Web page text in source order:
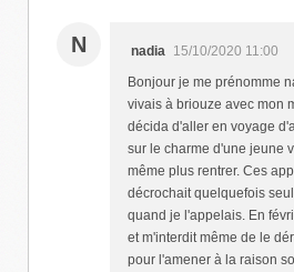
N nadia
15/10/2020 11:00
Bonjour je me prénomme
vivais à briouze avec mon
décida d'aller en voyage
sur le charme d'une jeune
même plus rentrer. Ces
décrochait quelquefois
quand je l'appelais. En
et m'interdit même de le
pour l'amener à la raison